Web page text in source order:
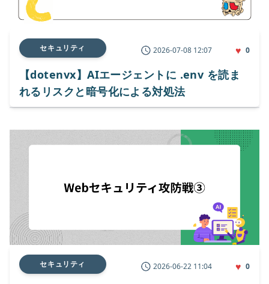
セキュリティ 2026-07-08 12:07 ♥ 0
【dotenvx】AIエージェントに .env を読ま
れるリスクと暗号化による対処法
セキュリティ 2026-06-22 11:04 ♥ 0